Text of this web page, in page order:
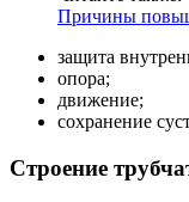
Причины
защита
опора;
движение;
сохранение
Строение